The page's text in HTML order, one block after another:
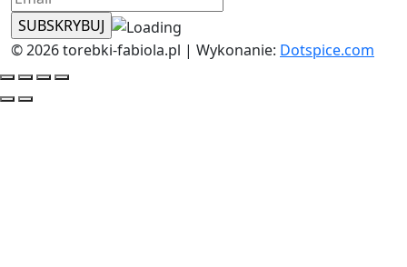
© 2026 torebki-fabiola.pl | Wykonanie: Dotspice.com